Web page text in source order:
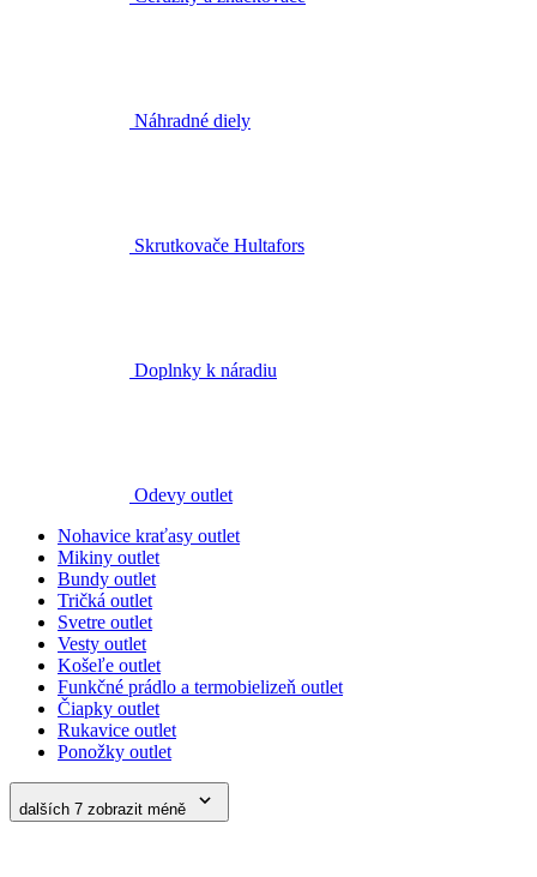
Tričká outlet
Vesty outlet
Košeľe outlet
Funkčné prádlo a termobielizeň outlet
Čiapky outlet
Rukavice outlet
Ponožky outlet
dalších 7 zobrazit méně